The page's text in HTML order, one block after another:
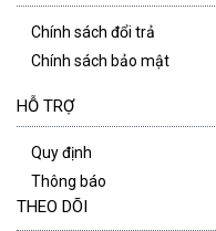
Chính sách đổi trả
Chính sách bảo mật
HỖ TRỢ
Quy định
Thông báo
THEO DÕI